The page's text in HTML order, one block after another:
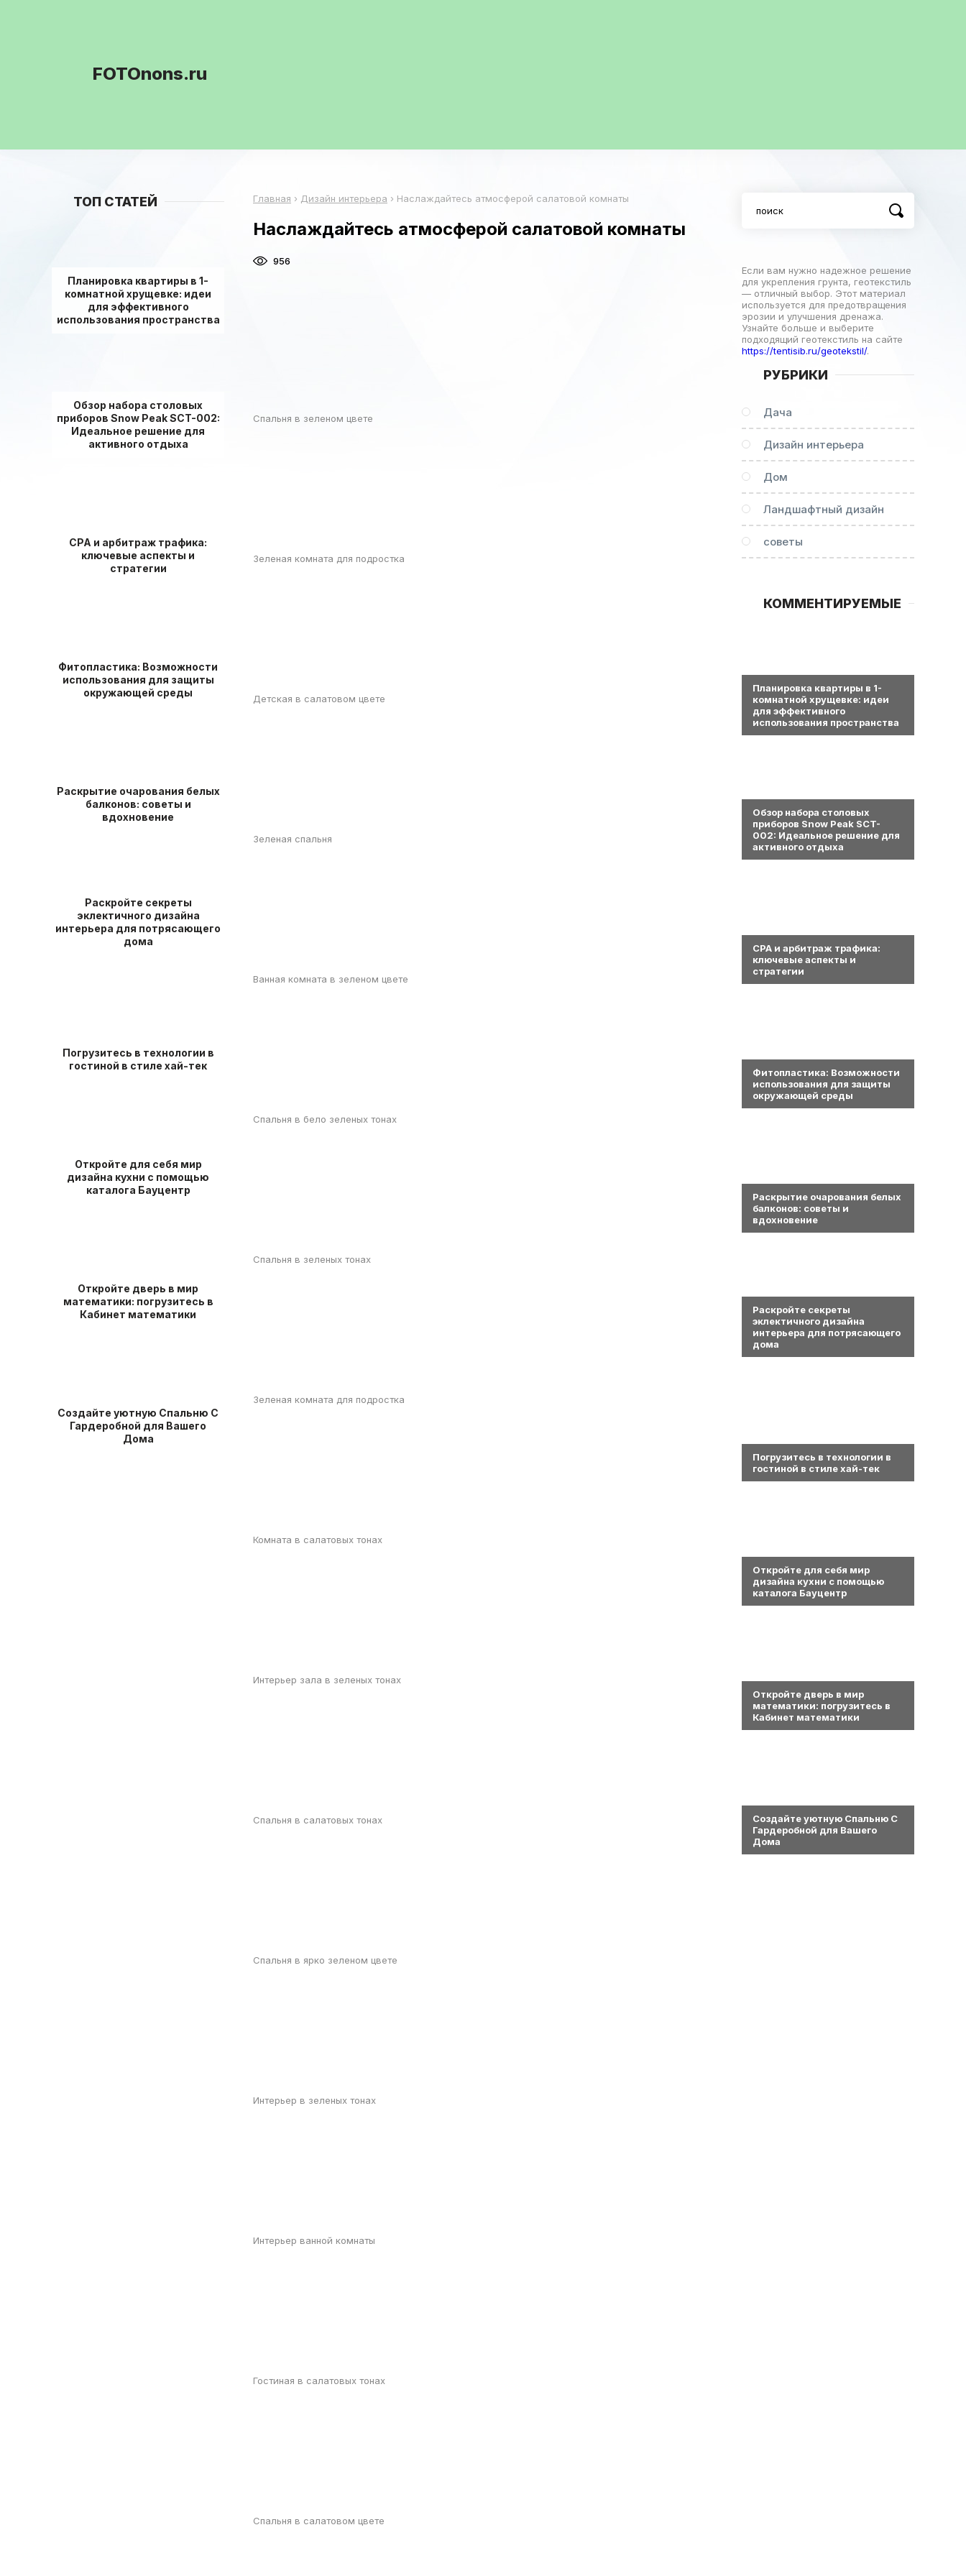
FOTOnons.ru
Главная › Дизайн интерьера › Наслаждайтесь атмосферой салатовой комнаты
Наслаждайтесь атмосферой салатовой комнаты
956
Спальня в зеленом цвете
Зеленая комната для подростка
Детская в салатовом цвете
Зеленая спальня
Ванная комната в зеленом цвете
Спальня в бело зеленых тонах
Спальня в зеленых тонах
Зеленая комната для подростка
Комната в салатовых тонах
Интерьер зала в зеленых тонах
Спальня в салатовых тонах
Спальня в ярко зеленом цвете
Интерьер в зеленых тонах
Интерьер ванной комнаты
Гостиная в салатовых тонах
Спальня в салатовом цвете
ТОП СТАТЕЙ
Планировка квартиры в 1-
комнатной хрущевке: идеи
для эффективного
использования пространства
Обзор набора столовых
приборов Snow Peak SCT-002:
Идеальное решение для
активного отдыха
СРА и арбитраж трафика:
ключевые аспекты и
стратегии
Фитопластика: Возможности
использования для защиты
окружающей среды
Раскрытие очарования белых
балконов: советы и
вдохновение
Раскройте секреты
эклектичного дизайна
интерьера для потрясающего
дома
Погрузитесь в технологии в
гостиной в стиле хай-тек
Откройте для себя мир
дизайна кухни с помощью
каталога Бауцентр
Откройте дверь в мир
математики: погрузитесь в
Кабинет математики
Создайте уютную Спальню С
Гардеробной для Вашего
Дома
Если вам нужно надежное решение
для укрепления грунта, геотекстиль
— отличный выбор. Этот материал
используется для предотвращения
эрозии и улучшения дренажа.
Узнайте больше и выберите
подходящий геотекстиль на сайте
https://tentisib.ru/geotekstil/.
РУБРИКИ
Дача
Дизайн интерьера
Дом
Ландшафтный дизайн
советы
КОММЕНТИРУЕМЫЕ
Планировка квартиры в 1-
комнатной хрущевке: идеи
для эффективного
использования пространства
Обзор набора столовых
приборов Snow Peak SCT-
002: Идеальное решение для
активного отдыха
СРА и арбитраж трафика:
ключевые аспекты и
стратегии
Фитопластика: Возможности
использования для защиты
окружающей среды
Раскрытие очарования белых
балконов: советы и
вдохновение
Раскройте секреты
эклектичного дизайна
интерьера для потрясающего
дома
Погрузитесь в технологии в
гостиной в стиле хай-тек
Откройте для себя мир
дизайна кухни с помощью
каталога Бауцентр
Откройте дверь в мир
математики: погрузитесь в
Кабинет математики
Создайте уютную Спальню С
Гардеробной для Вашего
Дома